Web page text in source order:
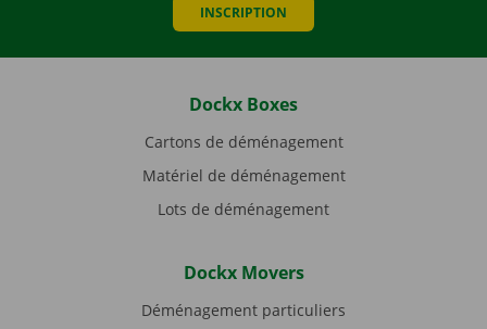
INSCRIPTION
Dockx Boxes
Cartons de déménagement
Matériel de déménagement
Lots de déménagement
Dockx Movers
Déménagement particuliers